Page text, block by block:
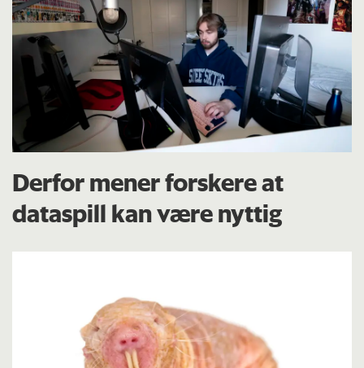
Derfor mener forskere at
dataspill kan være nyttig